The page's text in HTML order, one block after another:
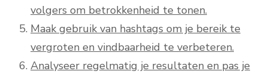
volgers om betrokkenheid te tonen.
Maak gebruik van hashtags om je bereik te
vergroten en vindbaarheid te verbeteren.
Analyseer regelmatig je resultaten en pas je